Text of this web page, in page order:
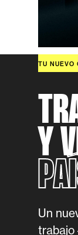
TU NUEVO
Y
Un
trabajo